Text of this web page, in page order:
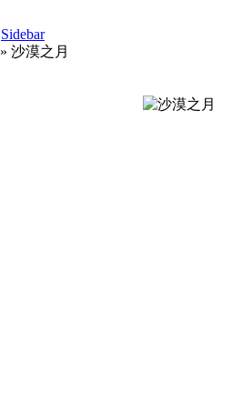
Sidebar
» 沙漠之月